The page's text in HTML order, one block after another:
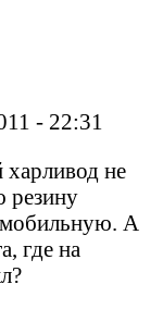
- 22:31
не
резину
А
где на